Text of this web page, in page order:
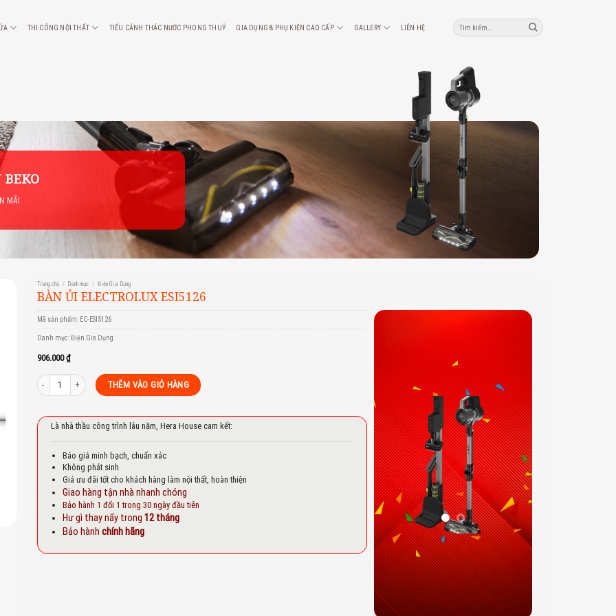
THI CÔNG NỘI THẤT TIỂU CẢNH THÁC NƯỚC PHONG THUỶ GIA DỤNG & PHỤ KIỆN CAO CẤP GALLERY LIÊN HỆ
Tìm
kiếm:
MÃI
Trang chủ / Danh mục / Điện Gia Dụng
BÀN ỦI ELECTROLUX ESI5126
Mã sản phẩm: EC-ESI5126
Danh mục:Điện Gia Dụng
906.000₫
Bàn ủi Electrolux ESI5126 số lượng
THÊM VÀO GIỎ HÀNG
Là nhà thầu công trình lâu năm, Hera House cam kết:
Báo giá minh bạch, chuẩn xác
Không phát sinh
Giá ưu đãi tốt cho khách hàng làm nội thất, hoàn thiện
Giao hàng tận nhà nhanh chóng
Bảo hành 1 đổi 1 trong 30 ngày đầu tiên
Hư gì thay nấy trong 12 tháng
Bảo hành chính hãng